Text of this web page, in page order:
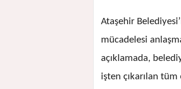
Ataşehir
mücadelesi
açıklamada,
işten çıkarılan